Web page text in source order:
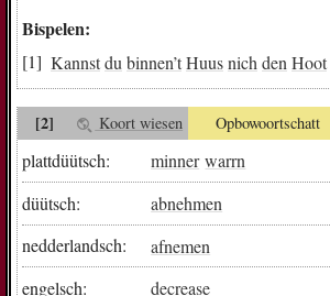
Bispelen:
Kannstdu binnen’tHuusnich den Hoot
[2] Koort wiesen Opbowoortschatt
plattdüütsch: minner warrn
düütsch:
abnehmen
nedderlandsch:
afnemen
engelsch:
decrease